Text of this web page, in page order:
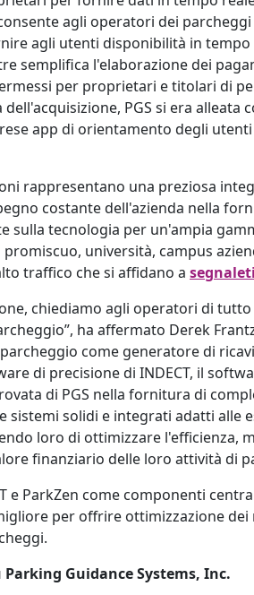
agli operatori dei
agli utenti disponibilità in tempo
semplifica l'elaborazione dei
per proprietari e titolari di
dell'acquisizione, PGS si era
app di orientamento degli
rappresentano una preziosa
costante dell'azienda nella
sulla tecnologia per un'ampia
università, campus
traffico che si affidano a
chiediamo agli operatori di
ha affermato Derek
come generatore di
di precisione di INDECT, il
di PGS nella fornitura di
sistemi solidi e integrati adatti alle
loro di ottimizzare l'efficienza,
finanziario delle loro attività di
e ParkZen come componenti
per offrire ottimizzazione
Guidance Systems, Inc.